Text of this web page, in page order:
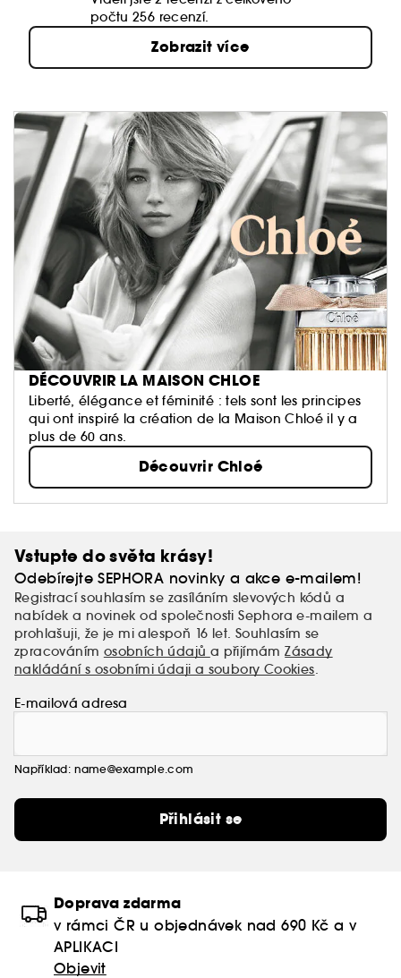
počtu 256 recenzí.
Zobrazit více
DÉCOUVRIR LA MAISON CHLOE
Liberté, élégance et féminité : tels sont les principes
qui ont inspiré la création de la Maison Chloé il y a
plus de 60 ans.
Découvrir Chloé
Vstupte do světa krásy!
Odebírejte SEPHORA novinky a akce e-mailem!
Registrací souhlasím se zasíláním slevových kódů a
nabídek a novinek od společnosti Sephora e-mailem a
prohlašuji, že je mi alespoň 16 let. Souhlasím se
zpracováním osobních údajů a přijímámZásady
nakládání s osobními údaji a soubory Cookies
E-mailová adresa
Například: name@example.com
Přihlásit se
Doprava zdarma
v rámci ČR u objednávek nad 690 Kč a v
APLIKACI
Objevit